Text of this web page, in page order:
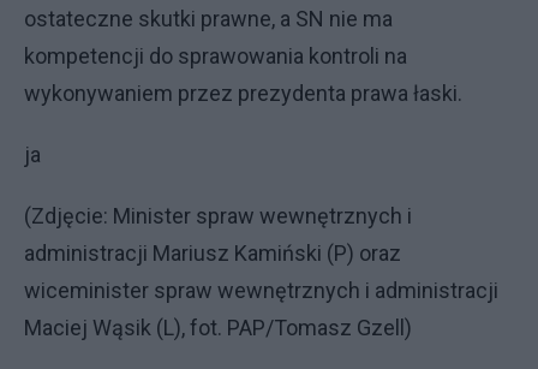
ostateczne skutki prawne, a SN nie ma
kompetencji do sprawowania kontroli na
wykonywaniem przez prezydenta prawa łaski.
ja
(Zdjęcie: Minister spraw wewnętrznych i
administracji Mariusz Kamiński (P) oraz
wiceminister spraw wewnętrznych i administracji
Maciej Wąsik (L), fot. PAP/Tomasz Gzell)